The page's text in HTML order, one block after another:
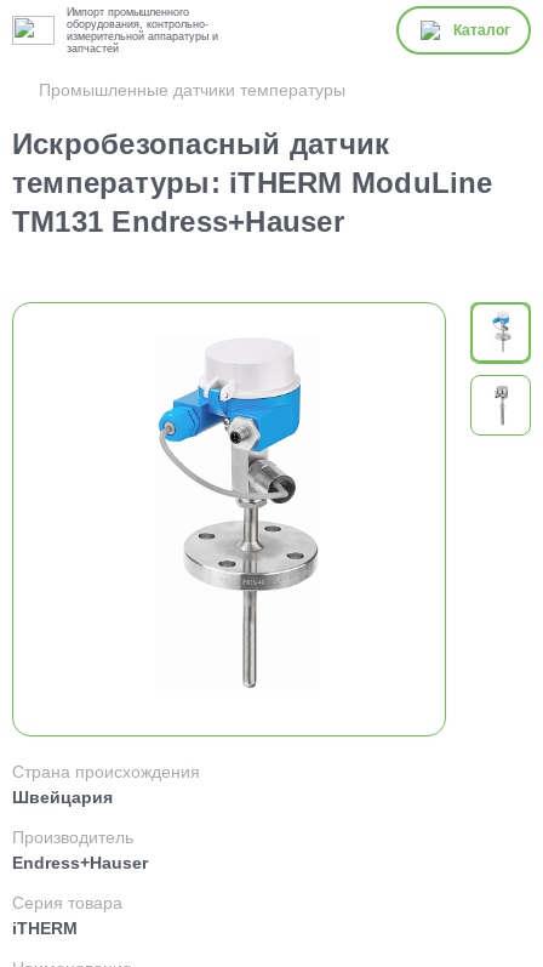
Импорт промышленного
оборудования, контрольно-
измерительной аппаратуры и
запчастей
Каталог
Промышленные датчики температуры
Искробезопасный датчик
температуры: iTHERM ModuLine
TM131 Endress+Hauser
Страна происхождения
Швейцария
Производитель
Endress+Hauser
Серия товара
iTHERM